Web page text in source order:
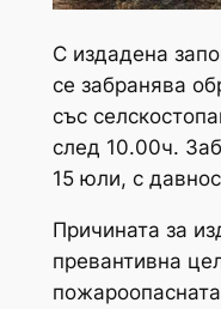
С издадена
се забранява
със
след 10.00ч.
15 юли, с
Причината за
превантивна